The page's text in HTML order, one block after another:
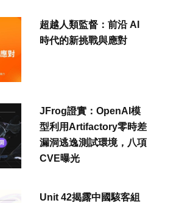
超越人類監督：前沿 AI
時代的新挑戰與應對
JFrog證實：OpenAI模
型利用Artifactory零時差
漏洞逃逸測試環境，八項
CVE曝光
Unit 42揭露中國駭客組